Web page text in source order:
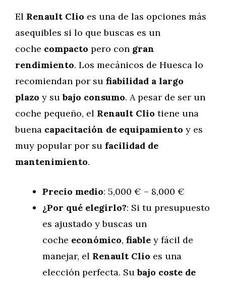
El Renault Clio es una de las opciones más
asequibles si lo que buscas es un
coche compacto pero con gran
rendimiento. Los mecánicos de Huesca lo
recomiendan por su fiabilidad a largo
plazo y subajo consumo. A pesar de ser un
coche pequeño, el Renault Clio tiene una
buena capacitación de equipamiento y es
muy popular por su facilidad de
mantenimiento.
Precio medio: 5,000 € – 8,000 €
¿Por qué elegirlo?: Si tu presupuesto
es ajustado y buscas un
coche económico, fiable y fácil de
manejar, el Renault Clio es una
elección perfecta. Subajo coste de